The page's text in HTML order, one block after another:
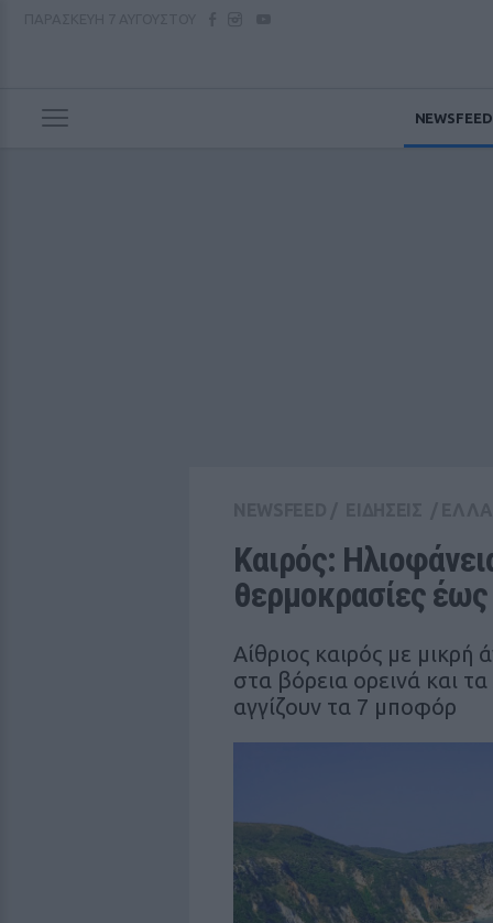
NEWSFEED
Καιρός:
θερμοκρασίες
Αίθριος καιρός με μικρή
στα βόρεια ορεινά και
αγγίζουν τα 7 μποφόρ